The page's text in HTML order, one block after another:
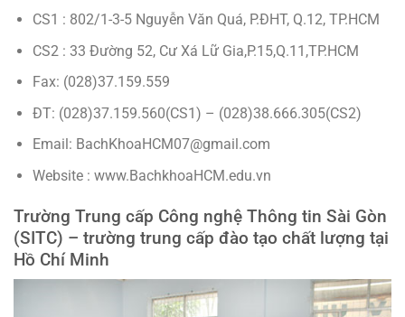
CS1 : 802/1-3-5 Nguyễn Văn Quá, P.ĐHT, Q.12, TP.HCM
CS2 : 33 Đường 52, Cư Xá Lữ Gia,P.15,Q.11,TP.HCM
Fax: (028)37.159.559
ĐT: (028)37.159.560(CS1) – (028)38.666.305(CS2)
Email: BachKhoaHCM07@gmail.com
Website : www.BachkhoaHCM.edu.vn
Trường Trung cấp Công nghệ Thông tin Sài Gòn
(SITC) – trường trung cấp đào tạo chất lượng tại
Hồ Chí Minh